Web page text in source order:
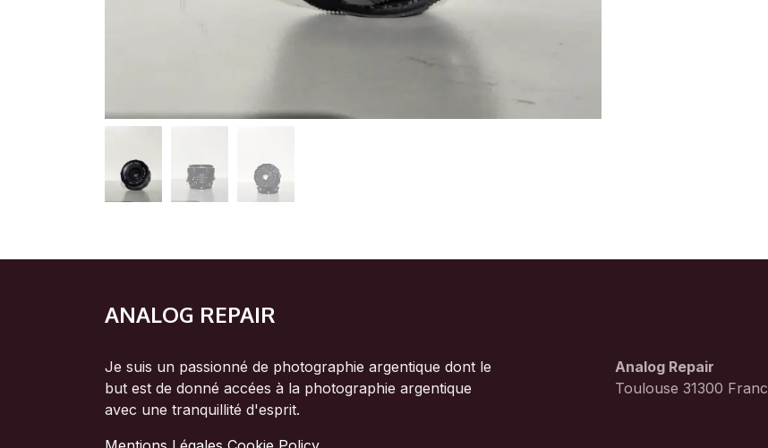
ANALOG REPAIR
Je suis un passionné de photographie argentique dont le
but est de donné accées à la photographie argentique
avec une tranquillité d'esprit.
Analog Repair
Toulouse 31300